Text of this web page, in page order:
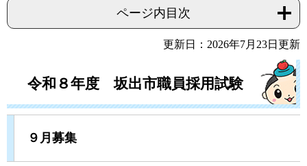
ページ内目次
更新日：2026年7月23日更新
令和８年度 坂出市職員採用試験
９月募集